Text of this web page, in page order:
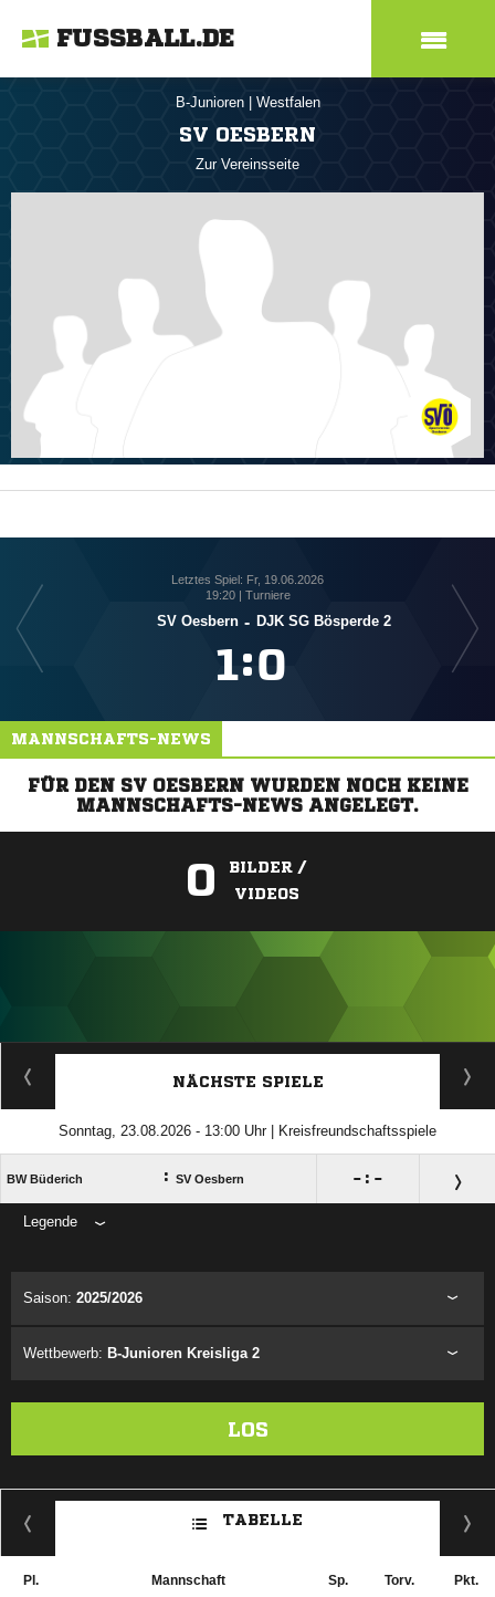
FUSSBALL.DE
B-Junioren Westfalen
SV OESBERN
Zur Vereinsseite
Letztes Spiel: Fr, 19.06.2026
19:20 | Turniere
SV Oesbern - DJK SG Bösperde 2
:
MANNSCHAFTS-NEWS
FÜR DEN SV OESBERN WURDEN NOCH KEINE
MANNSCHAFTS-NEWS ANGELEGT.
0
BILDER /
VIDEOS
ANZEIGE
NÄCHSTE SPIELE
Sonntag, 23.08.2026 - 13:00 Uhr | Kreisfreundschaftsspiele
BW Büderich : SV Oesbern  : 
Legende
Saison: 2025/2026
Wettbewerb: B-Junioren Kreisliga 2
LOS
TABELLE
Pl. Mannschaft Sp. Torv. Pkt.